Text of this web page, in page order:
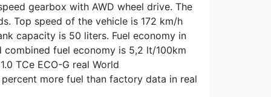
gearbox with AWD wheel drive. The
Top speed of the vehicle is 172 km/h
capacity is 50 liters. Fuel economy in
fuel economy is 5,2 lt/100km
TCe ECO-G real World
more fuel than factory data in real